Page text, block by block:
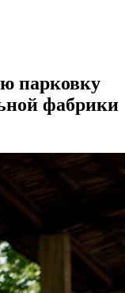
парковку
фабрики